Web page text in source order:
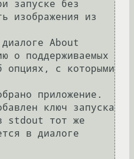
изображения из
о поддерживаемых
опциях, с которыми
stdout тот же
в диалоге